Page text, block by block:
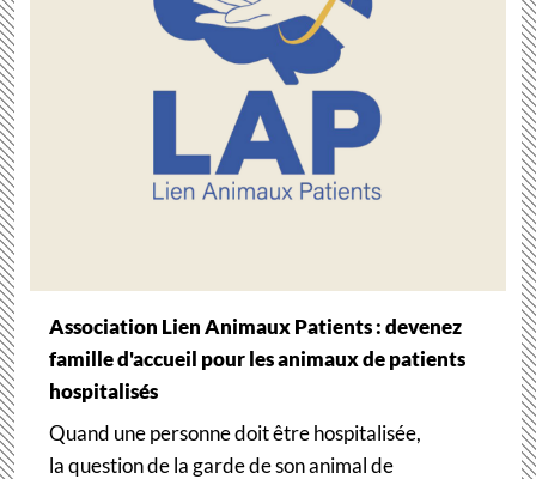
Association Lien Animaux Patients : devenez
famille d'accueil pour les animaux de patients
hospitalisés
Quand une personne doit être hospitalisée,
la question de la garde de son animal de